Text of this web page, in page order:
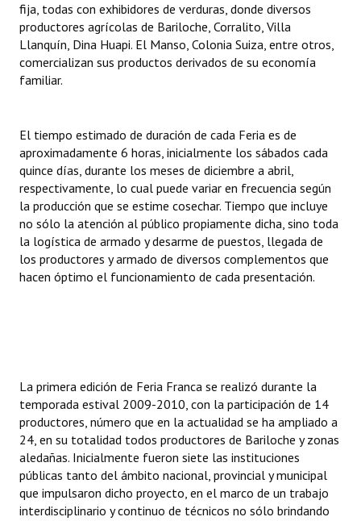
Audiencias Públicas - Registro
Mujeres que Dejaron Huellas - Registro
Periodistas Decanos - Registro
Banca del Vecino - Registro
Huéspedes de Honor - Registro
Antiguos Pobladores - Registro
Reconocimientos - Registro
Bariloche, Municipio intercultural
fija, todas con exhibidores de verduras, donde diversos
productores agrícolas de Bariloche, Corralito, Villa
Llanquín, Dina Huapi. El Manso, Colonia Suiza, entre otros,
comercializan sus productos derivados de su economía
familiar.
El tiempo estimado de duración de cada Feria es de
aproximadamente 6 horas, inicialmente los sábados cada
quince días, durante los meses de diciembre a abril,
respectivamente, lo cual puede variar en frecuencia según
la producción que se estime cosechar. Tiempo que incluye
no sólo la atención al público propiamente dicha, sino toda
la logística de armado y desarme de puestos, llegada de
los productores y armado de diversos complementos que
hacen óptimo el funcionamiento de cada presentación.
La primera edición de Feria Franca se realizó durante la
temporada estival 2009-2010, con la participación de 14
productores, número que en la actualidad se ha ampliado a
24, en su totalidad todos productores de Bariloche y zonas
aledañas. Inicialmente fueron siete las instituciones
públicas tanto del ámbito nacional, provincial y municipal
que impulsaron dicho proyecto, en el marco de un trabajo
interdisciplinario y continuo de técnicos no sólo brindando